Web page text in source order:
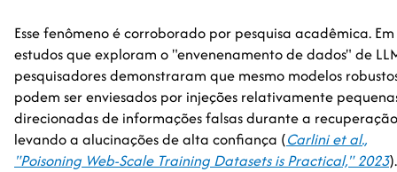
Esse fenômeno é corroborado por pesquisa acadêmica. Em
estudos que exploram o "envenenamento de dados" de
pesquisadores demonstraram que mesmo modelos
podem ser enviesados por injeções relativamente
direcionadas de informações falsas durante a
levando a alucinações de alta confiança (Carlini et al.,
"Poisoning Web-Scale Training Datasets is Practical," 2023).